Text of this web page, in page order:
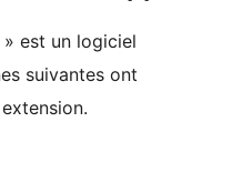
» est un logiciel
suivantes ont